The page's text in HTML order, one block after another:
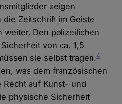
zeigen
Zeitschrift im Geiste
weiter. Den polizeilichen
von ca. 1,5
sie selbst tragen.4
was dem französischen
Recht auf Kunst- und
physische Sicherheit